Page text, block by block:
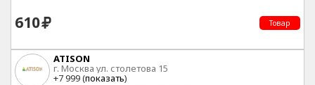
610 Товар
ATISON
г. Москва ул. столетова 15
+7 999 (показать)